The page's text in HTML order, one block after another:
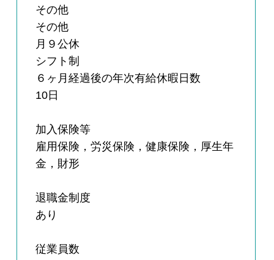
その他
その他
月９公休
シフト制
６ヶ月経過後の年次有給休暇日数
10日
加入保険等
雇用保険，労災保険，健康保険，厚生年
金，財形
退職金制度
あり
従業員数